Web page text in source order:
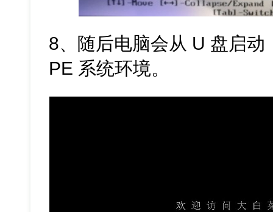
8、随后电脑会从 U 盘启动
PE 系统环境。